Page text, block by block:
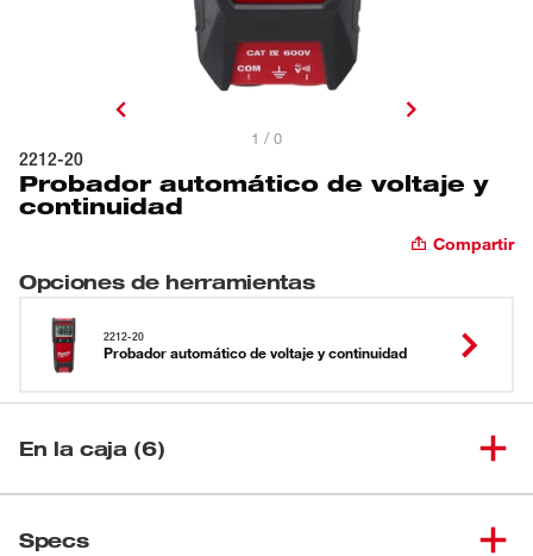
1 / 0
2212-20
Probador automático de voltaje y
continuidad
Compartir
Opciones de herramientas
2212-20
Probador automático de voltaje y continuidad
En la caja (6)
Specs